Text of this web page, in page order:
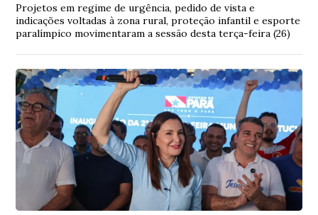
Projetos em regime de urgência, pedido de vista e
indicações voltadas à zona rural, proteção infantil e esporte
paralímpico movimentaram a sessão desta terça-feira (26)